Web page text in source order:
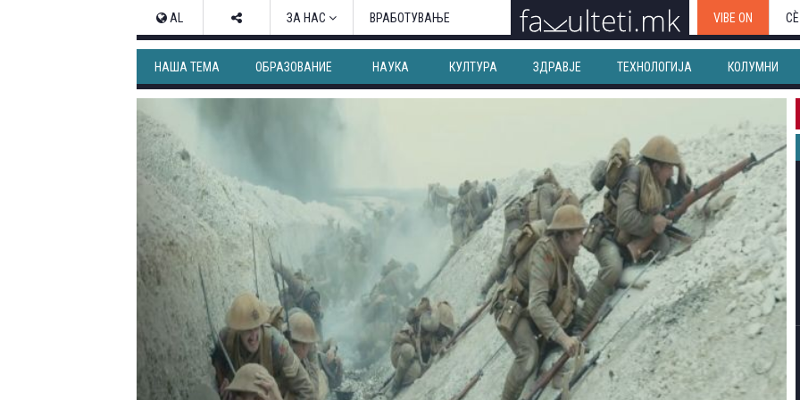
AL ЗА НАС ВРАБОТУВАЊЕ VIBE ON
НАША ТЕМА ОБРАЗОВАНИЕ НАУКА КУЛТУРА ЗДРАВЈЕ ТЕХНОЛОГИЈА КОЛУМНИ